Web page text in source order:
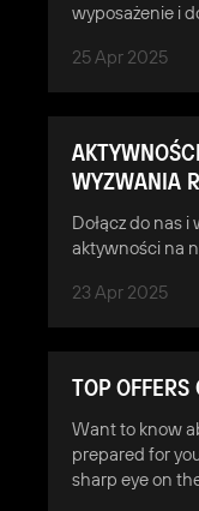
wyposażenie i
25 Apr 2025
WYZWANIA
Dołącz do nas
aktywności na
23 Apr 2025
TOP
Want to know
prepared for
sharp eye on